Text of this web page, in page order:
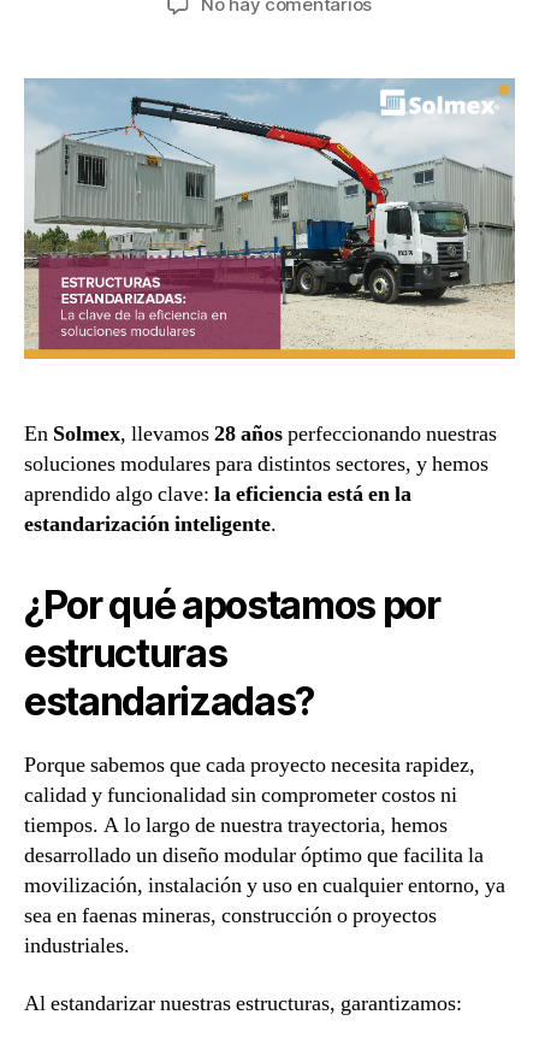
En Solmex, llevamos28 añosperfeccionando nuestras
soluciones modulares para distintos sectores, y hemos
aprendido algo clave: la eficiencia está en la
estandarización inteligente.
¿Por qué apostamos por
estructuras
estandarizadas?
Porque sabemos que cada proyecto necesita rapidez,
calidad y funcionalidad sin comprometer costos ni
tiempos. A lo largo de nuestra trayectoria, hemos
desarrollado un diseño modular óptimo que facilita la
movilización, instalación y uso en cualquier entorno, ya
sea en faenas mineras, construcción o proyectos
industriales.
Al estandarizar nuestras estructuras, garantizamos: